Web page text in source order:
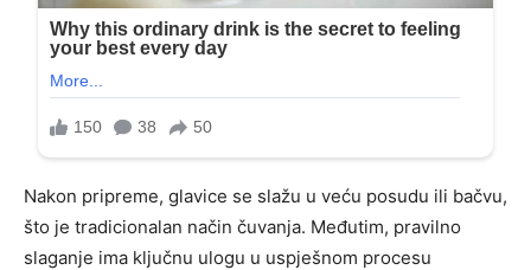
Nakon pripreme, glavice se slažu u veću posudu ili bačvu,
što je tradicionalan način čuvanja. Međutim, pravilno
slaganje ima ključnu ulogu u uspješnom procesu